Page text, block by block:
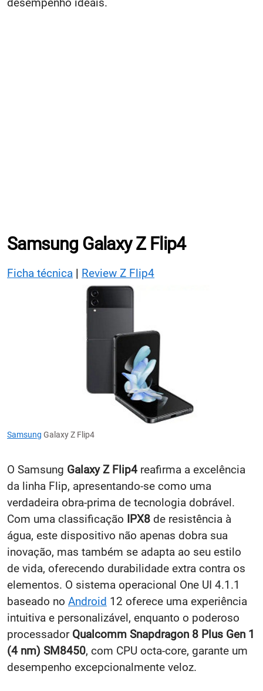
Samsung Galaxy Z Flip4
Ficha técnica | Review Z Flip4
Samsung Galaxy Z Flip4
O Samsung Galaxy Z Flip4 reafirma a excelência
da linha Flip, apresentando-se como uma
verdadeira obra-prima de tecnologia dobrável.
Com uma classificação IPX8 de resistência à
água, este dispositivo não apenas dobra sua
inovação, mas também se adapta ao seu estilo
de vida, oferecendo durabilidade extra contra os
elementos. O sistema operacional One UI 4.1.1
baseado no Android 12 oferece uma experiência
intuitiva e personalizável, enquanto o poderoso
processador Qualcomm Snapdragon 8 Plus Gen 1
(4 nm) SM8450, com CPU octa-core, garante um
desempenho excepcionalmente veloz.